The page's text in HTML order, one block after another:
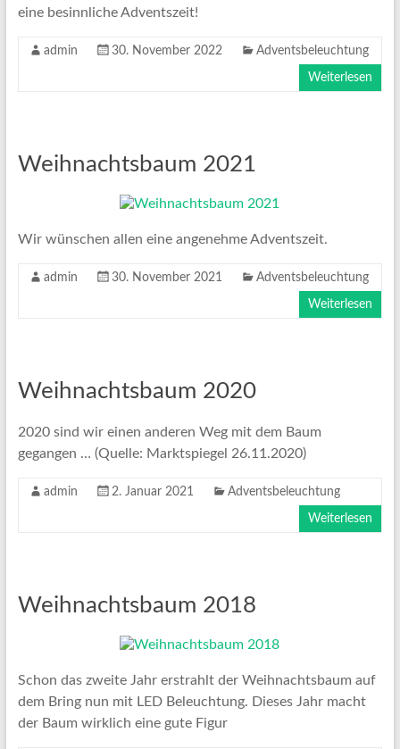
eine besinnliche Adventszeit!
admin 30. November 2022 Adventsbeleuchtung
Weiterlesen
Weihnachtsbaum 2021
Wir wünschen allen eine angenehme Adventszeit.
admin 30. November 2021 Adventsbeleuchtung
Weiterlesen
Weihnachtsbaum 2020
2020 sind wir einen anderen Weg mit dem Baum
gegangen … (Quelle: Marktspiegel 26.11.2020)
admin 2. Januar 2021 Adventsbeleuchtung
Weiterlesen
Weihnachtsbaum 2018
Schon das zweite Jahr erstrahlt der Weihnachtsbaum auf
dem Bring nun mit LED Beleuchtung. Dieses Jahr macht
der Baum wirklich eine gute Figur